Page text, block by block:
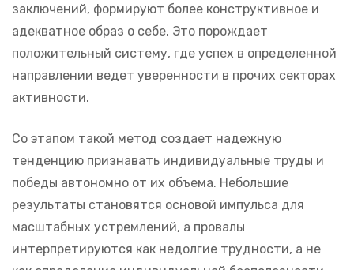
заключений, формируют более конструктивное и
адекватное образ о себе. Это порождает
положительный систему, где успех в определенной
направлении ведет уверенности в прочих секторах
активности.
Со этапом такой метод создает надежную
тенденцию признавать индивидуальные труды и
победы автономно от их объема. Небольшие
результаты становятся основой импульса для
масштабных устремлений, а провалы
интерпретируются как недолгие трудности, а не